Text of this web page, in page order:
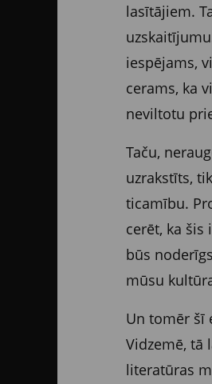
lasītājiem.
iespējams,
cerams, ka
neviltotu
Taču,
uzrakstīts,
ticamību.
cerēt, ka
būs
mūsu
Un tomēr šī
Vidzemē, tā
literatūras